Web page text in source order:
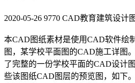
2020-05-26 9770 CAD教育建筑设计图
本CAD图纸素材是使用CAD软件绘
图，某学校平面图的CAD施工详图
了完整的一份学校平面的CAD设计
些该图纸CAD图层的预览图，如下。